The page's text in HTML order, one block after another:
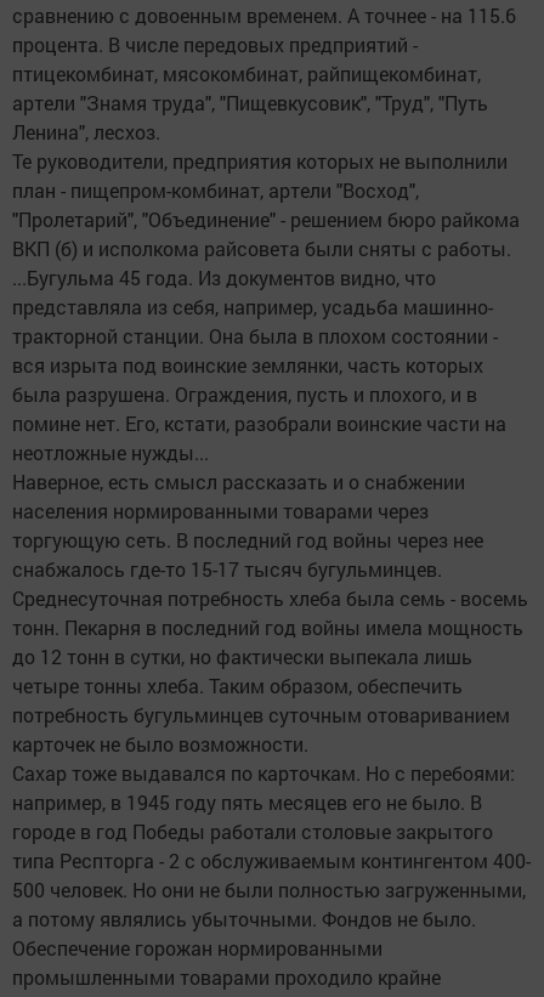
сравнению с довоенным временем. А точнее - на 115.6
процента. В числе передовых предприятий -
птицекомбинат, мясокомбинат, райпищекомбинат,
артели "Знамя труда", "Пищевкусовик", "Труд", "Путь
Ленина", лесхоз.
Те руководители, предприятия которых не выполнили
план - пищепром-комбинат, артели "Восход",
"Пролетарий", "Объединение" - решением бюро райкома
ВКП (б) и исполкома райсовета были сняты с работы.
...Бугульма 45 года. Из документов видно, что
представляла из себя, например, усадьба машинно-
тракторной станции. Она была в плохом состоянии -
вся изрыта под воинские землянки, часть которых
была разрушена. Ограждения, пусть и плохого, и в
помине нет. Его, кстати, разобрали воинские части на
неотложные нужды...
Наверное, есть смысл рассказать и о снабжении
населения нормированными товарами через
торгующую сеть. В последний год войны через нее
снабжалось где-то 15-17 тысяч бугульминцев.
Среднесуточная потребность хлеба была семь - восемь
тонн. Пекарня в последний год войны имела мощность
до 12 тонн в сутки, но фактически выпекала лишь
четыре тонны хлеба. Таким образом, обеспечить
потребность бугульминцев суточным отовариванием
карточек не было возможности.
Сахар тоже выдавался по карточкам. Но с перебоями:
например, в 1945 году пять месяцев его не было. В
городе в год Победы работали столовые закрытого
типа Респторга - 2 с обслуживаемым контингентом 400-
500 человек. Но они не были полностью загруженными,
а потому являлись убыточными. Фондов не было.
Обеспечение горожан нормированными
промышленными товарами проходило крайне